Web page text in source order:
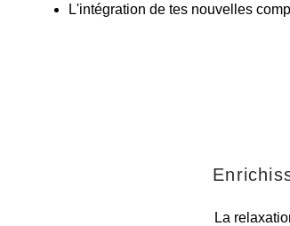
L'intégration de tes nouvelles
La